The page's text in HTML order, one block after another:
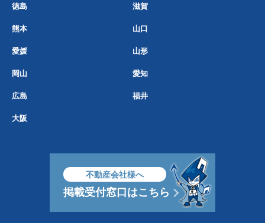
徳島 滋賀
熊本 山口
愛媛 山形
岡山 愛知
広島 福井
大阪
不動産会社様へ
掲載受付窓口はこちら